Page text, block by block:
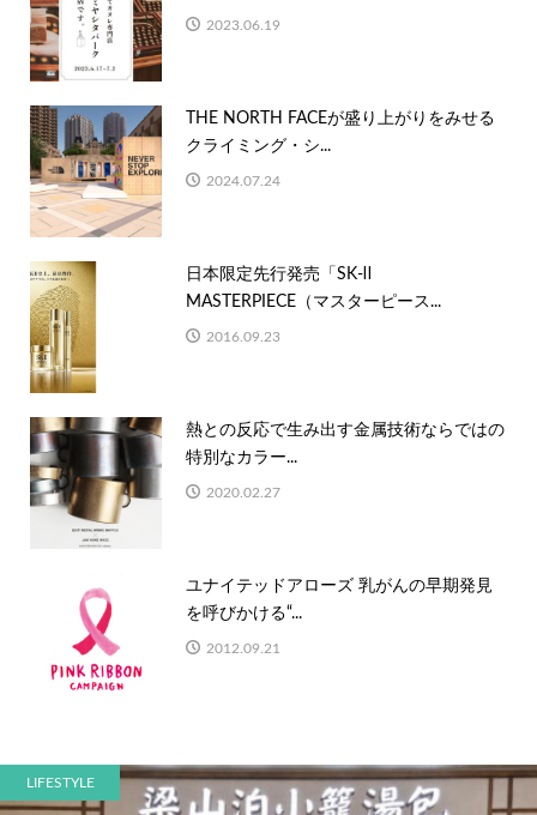
2023.06.19
THE NORTH FACEが盛り上がりをみせる
クライミング・シ...
2024.07.24
日本限定先行発売「SK-Ⅱ
MASTERPIECE（マスターピース...
2016.09.23
熱との反応で生み出す金属技術ならではの
特別なカラー...
2020.02.27
ユナイテッドアローズ 乳がんの早期発見
を呼びかける“...
2012.09.21
LIFESTYLE